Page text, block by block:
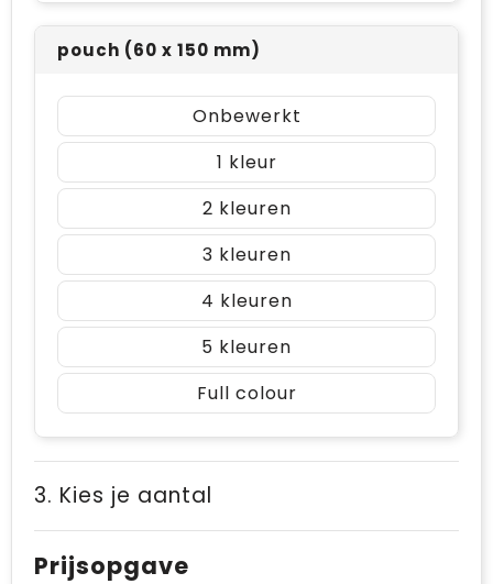
pouch (60 x 150 mm)
Onbewerkt
1
2
3
4
5
Full colour
3. Kies je aantal
Prijsopgave